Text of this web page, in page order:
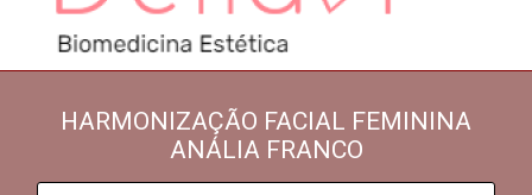
HARMONIZAÇÃO FACIAL FEMININA
ANÁLIA FRANCO